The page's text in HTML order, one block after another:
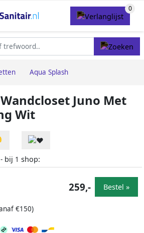
Aqua Splash
Juno Met
Wit
bij 1 shop:
€150)
259,- Bestel »